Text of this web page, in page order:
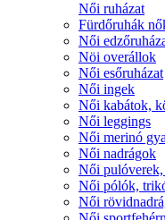
Női ruházat
Fürdőruhák
Női
Nöi overállok
Női esőruházat
Női ingek
Női kabátok,
Női leggings
Női merinó
Női nadrágok
Női
Női pólók,
Női